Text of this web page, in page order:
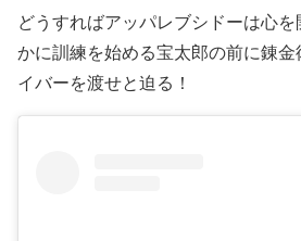
どうすればアッパレブシドーは心
かに訓練を始める宝太郎の前に錬
イバーを渡せと迫る！